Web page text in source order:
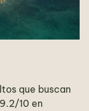
que buscan
9.2/10 en